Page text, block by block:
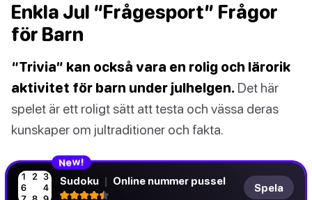
Enkla Jul “Frågesport” Frågor
för Barn
“Trivia” kan också vara en rolig och lärorik
aktivitet för barn under julhelgen. Det här
spelet är ett roligt sätt att testa och vässa deras
kunskaper om jultraditioner och fakta.
New!
Sudoku | Online nummer pussel
Spela